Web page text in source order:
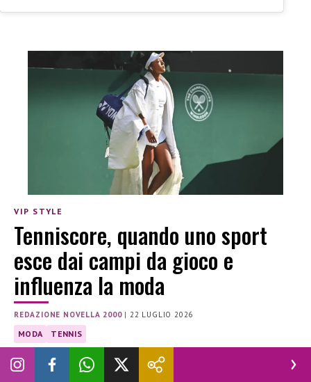
VIP STYLE
Tenniscore, quando uno sport
esce dai campi da gioco e
influenza la moda
REDAZIONE NOVELLA 2000|22 LUGLIO 2026
MODA TENNIS
Una disciplina che ha saputo creare un stile da imitare nella
vita di tutti i giorni: un lusso discreto ma accessibile.